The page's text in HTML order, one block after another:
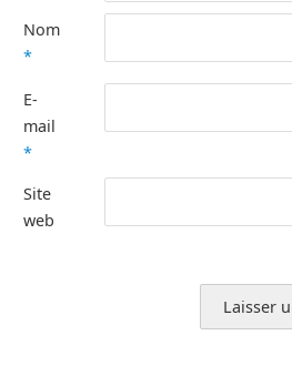
Nom
*
E-
mail
*
Site
web